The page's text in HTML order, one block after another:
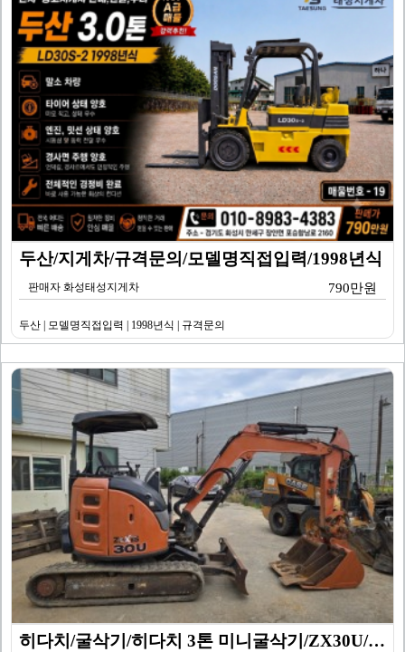
두산/지게차/규격문의/모델명직접입력/1998년식
판매자 화성태성지게차 790만원
두산 | 모델명직접입력 | 1998년식 | 규격문의
히다치/굴삭기/히다치 3톤 미니굴삭기/ZX30U/201…